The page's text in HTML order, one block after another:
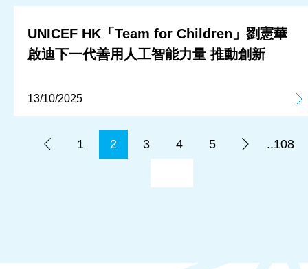
UNICEF HK「Team for Children」劉憲華
啟迪下一代善用人工智能力量 推動創新
13/10/2025
1 2 3 4 5 ..108